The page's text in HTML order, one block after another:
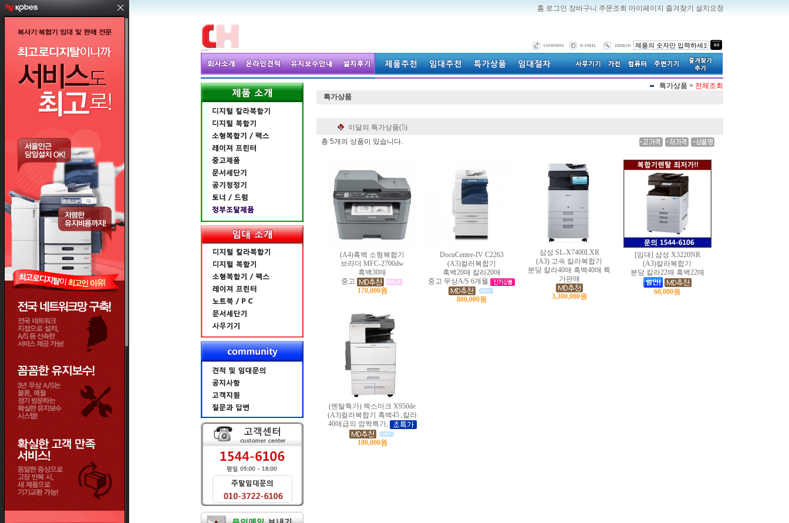
홈 로그인 장바구니 주문조회 마이페이지 즐겨찾기 설치요청
특가상품 > 전체조회
특가상품
이달의 특가상품(5)
총 5개의 상품이 있습니다.
(A4)흑백 소형복합기
브라더 MFC-2700dw
흑백30매
중고
170,000원
DocuCentre-IV C2263
(A3)컬러복합기
흑백20매 칼라20매
중고 무상A/S 6개월
800,000원
삼성 SL-X7400LXR
(A3) 고속 칼라복합기
분당 칼라40매 흑백40매 특
가판매
3,300,000원
[임대] 삼성 X3220NR
(A3)칼라복합기
분당 칼라22매 흑백22매
60,000원
(렌탈특가) 렉스마크 X950de
(A3)컬러복합기 흑백45 ,칼라
40매급의 깜짝특가,
100,000원